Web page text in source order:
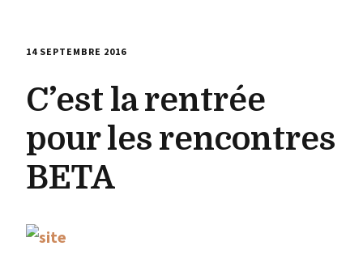
14 SEPTEMBRE 2016
C’est la rentrée
pour les rencontres
BETA